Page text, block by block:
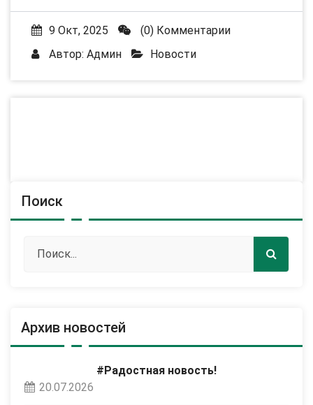
9 Окт, 2025
(0) Комментарии
Автор: Админ Новости
Поиск
Архив новостей
#Радостная новость!
20.07.2026